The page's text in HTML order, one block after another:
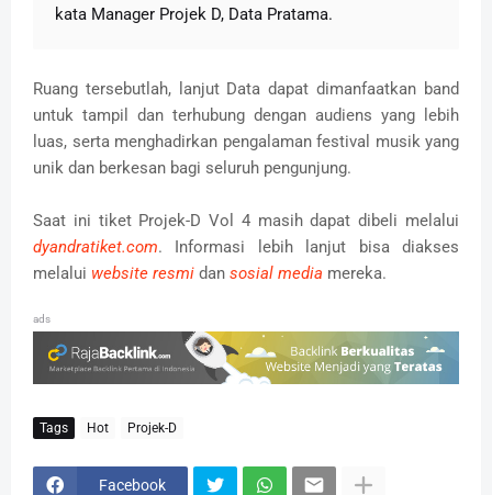
kata Manager Projek D, Data Pratama.
Ruang tersebutlah, lanjut Data dapat dimanfaatkan band
untuk tampil dan terhubung dengan audiens yang lebih
luas, serta menghadirkan pengalaman festival musik yang
unik dan berkesan bagi seluruh pengunjung.
Saat ini tiket Projek-D Vol 4 masih dapat dibeli melalui
dyandratiket.com. Informasi lebih lanjut bisa diakses
melalui website resmi dan sosial media mereka.
ads
Tags Hot Projek-D
Facebook